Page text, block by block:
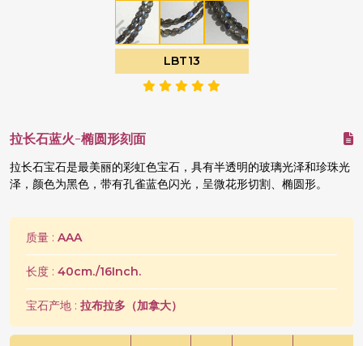
LBT13
拉长石蓝火-椭圆形刻面
拉长石宝石是最美丽的彩虹色宝石，具有半透明的玻璃光泽和珍珠光
泽，颜色为黑色，带有孔雀蓝色闪光，呈微花形切割、椭圆形。
质量 : AAA
长度 : 40cm./16Inch.
宝石产地 : 拉布拉多（加拿大）